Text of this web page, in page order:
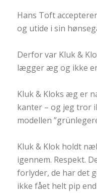
Hans Toft
og utide i sin
Derfor var Kluk &
lægger æg og ikke
Kluk & Kloks æg er
kanter – og jeg tror
modellen
Kluk & Klok holdt
igennem. Respekt.
forlyder, de har det
ikke fået helt pip